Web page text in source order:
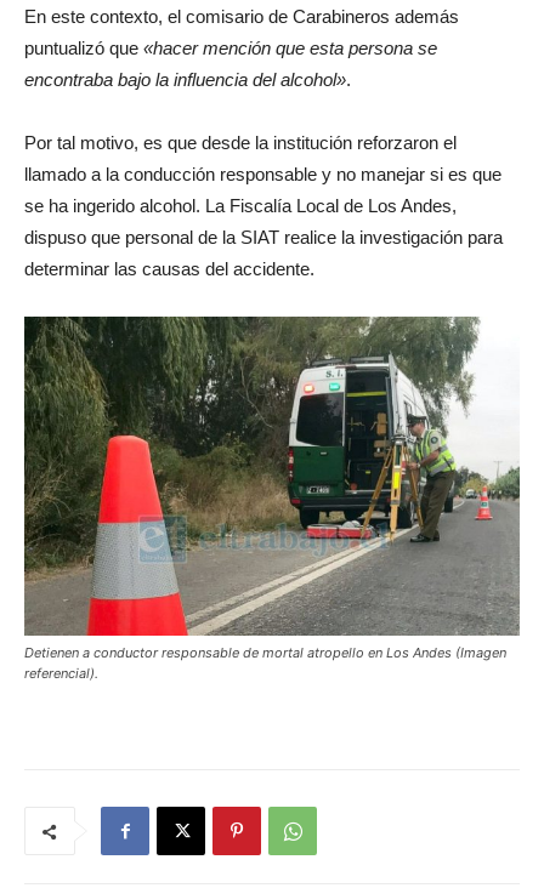
En este contexto, el comisario de Carabineros además
puntualizó que «hacer mención que esta persona se
encontraba bajo la influencia del alcohol».
Por tal motivo, es que desde la institución reforzaron el
llamado a la conducción responsable y no manejar si es que
se ha ingerido alcohol. La Fiscalía Local de Los Andes,
dispuso que personal de la SIAT realice la investigación para
determinar las causas del accidente.
Detienen a conductor responsable de mortal atropello en Los Andes (Imagen
referencial).